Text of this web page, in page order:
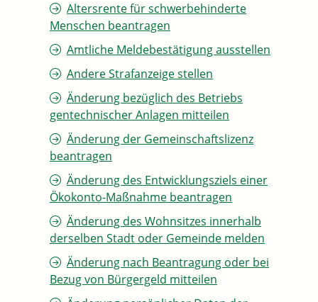
Altersrente für schwerbehinderte
Menschen beantragen
Amtliche Meldebestätigung ausstellen
Andere Strafanzeige stellen
Änderung bezüglich des Betriebs
gentechnischer Anlagen mitteilen
Änderung der Gemeinschaftslizenz
beantragen
Änderung des Entwicklungsziels einer
Ökokonto-Maßnahme beantragen
Änderung des Wohnsitzes innerhalb
derselben Stadt oder Gemeinde melden
Änderung nach Beantragung oder bei
Bezug von Bürgergeld mitteilen